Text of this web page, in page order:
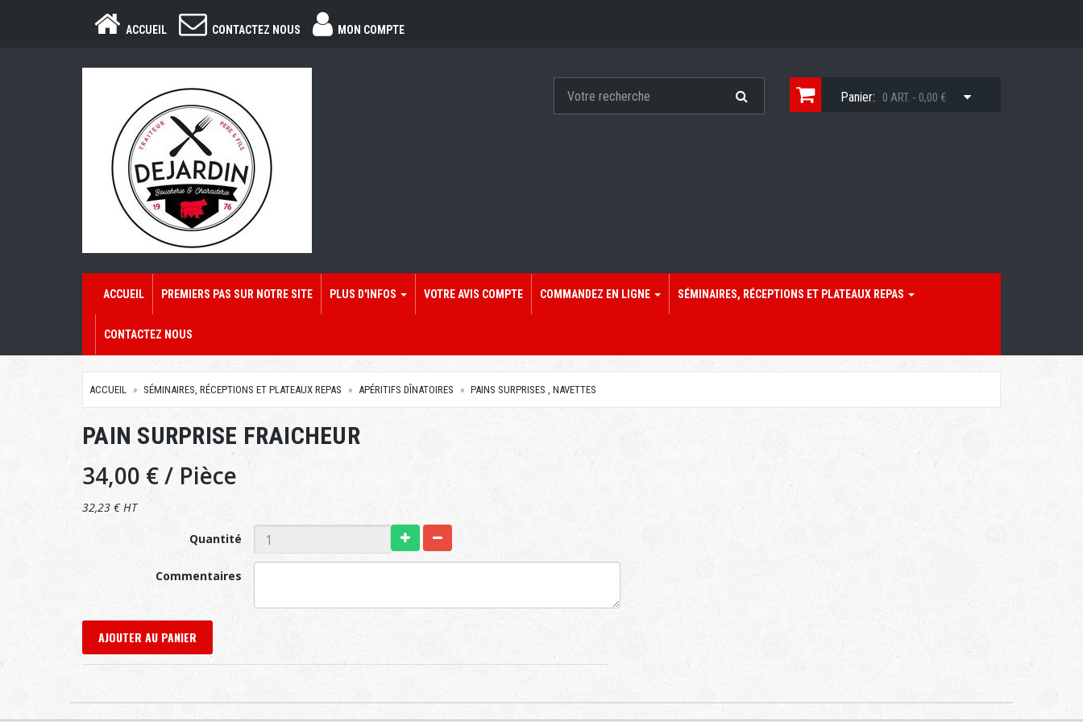
ACCUEIL CONTACTEZ NOUS MON COMPTE
Panier: 0 ART. - 0,00 €
ACCUEIL PREMIERS PAS SUR NOTRE SITE PLUS D'INFOS VOTRE AVIS COMPTE COMMANDEZ EN LIGNE SÉMINAIRES, RÉCEPTIONS ET PLATEAUX REPAS
CONTACTEZ NOUS
ACCUEIL SÉMINAIRES, RÉCEPTIONS ET PLATEAUX REPAS APÉRITIFS DÎNATOIRES PAINS SURPRISES , NAVETTES
PAIN SURPRISE FRAICHEUR
34,00 €/ Pièce
32,23 € HT
Quantité
Commentaires
AJOUTER AU PANIER